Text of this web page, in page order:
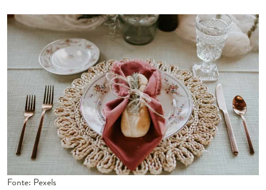
Fonte: Pexels